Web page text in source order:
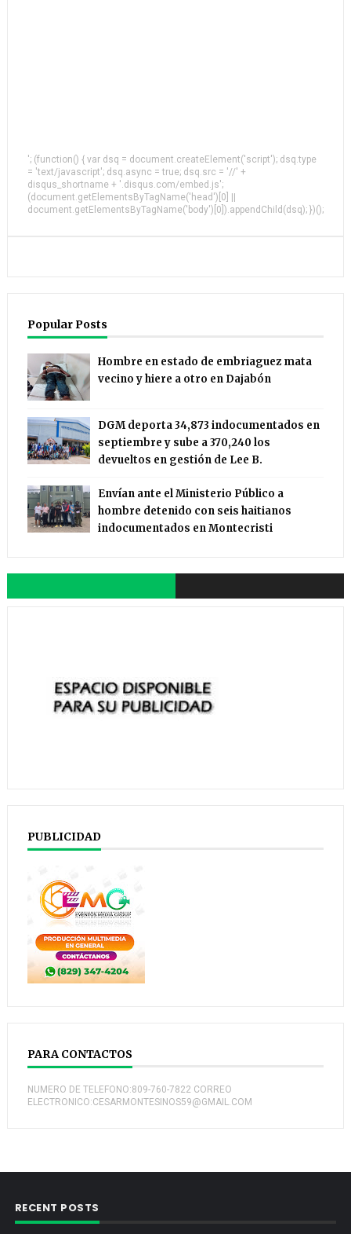
'; (function() { var dsq = document.createElement('script'); dsq.type
= 'text/javascript'; dsq.async = true; dsq.src = '//' +
disqus_shortname + '.disqus.com/embed.js';
(document.getElementsByTagName('head')[0] ||
document.getElementsByTagName('body')[0]).appendChild(dsq); })();
Popular Posts
Hombre en estado de embriaguez mata
vecino y hiere a otro en Dajabón
DGM deporta 34,873 indocumentados en
septiembre y sube a 370,240 los
devueltos en gestión de Lee B.
Envían ante el Ministerio Público a
hombre detenido con seis haitianos
indocumentados en Montecristi
PUBLICIDAD
PARA CONTACTOS
NUMERO DE TELEFONO:809-760-7822 CORREO
ELECTRONICO:CESARMONTESINOS59@GMAIL.COM
RECENT POSTS